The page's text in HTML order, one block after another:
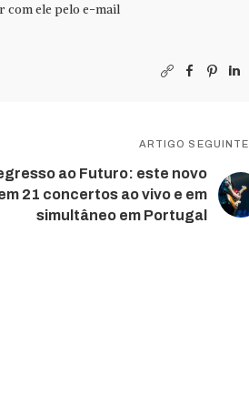
com ele pelo e-mail
ARTIGO SEGUINTE
ao Futuro: este novo
21 concertos ao vivo e em
simultâneo em Portugal